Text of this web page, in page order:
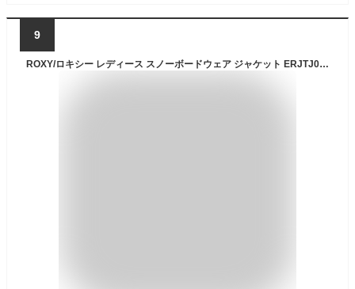
9
ROXY/ロキシー レディース スノーボードウェア ジャケット ERJTJ03453 スノージャケット スノボウェア スノーウェア スキーウェア 上 防寒 ウインタースポーツ 女性用 ブランド